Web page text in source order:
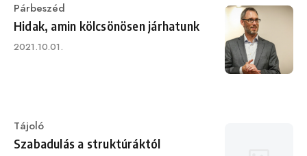
Category
Párbeszéd
Hidak, amin kölcsönösen járhatunk
Published
2021.10.01.
Category
Tájoló
Szabadulás a struktúráktól